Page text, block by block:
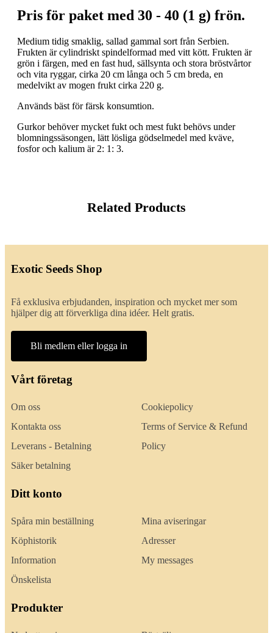
Pris för paket med 30 - 40 (1 g) frön.
Medium tidig smaklig, sallad gammal sort från Serbien.
Frukten är cylindriskt spindelformad med vitt kött. Frukten är
grön i färgen, med en fast hud, sällsynta och stora bröstvårtor
och vita ryggar, cirka 20 cm långa och 5 cm breda, en
medelvikt av mogen frukt cirka 220 g.
Används bäst för färsk konsumtion.
Gurkor behöver mycket fukt och mest fukt behövs under
blomningssäsongen, lätt lösliga gödselmedel med kväve,
fosfor och kalium är 2: 1: 3.
Related Products
Exotic Seeds Shop
Få exklusiva erbjudanden, inspiration och mycket mer som
hjälper dig att förverkliga dina idéer. Helt gratis.
Bli medlem eller logga in
Vårt företag
Om oss
Kontakta oss
Leverans - Betalning
Säker betalning
Cookiepolicy
Terms of Service & Refund
Policy
Ditt konto
Spåra min beställning
Köphistorik
Information
Önskelista
Mina aviseringar
Adresser
My messages
Produkter